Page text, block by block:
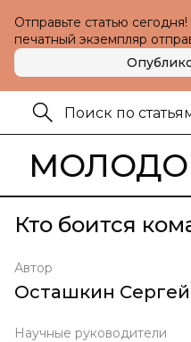
Отправьте статью
печатный экземпляр
Кто боится
Автор
Осташкин
Научные руководители